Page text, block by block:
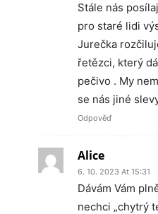
Stále nás
pro staré lidi
Jurečka
řetězci, který
pečivo . My
se nás jiné
Odpověď
Alice
6. 10. 2023 At 15:31
Dávám Vám
nechci „chytrý